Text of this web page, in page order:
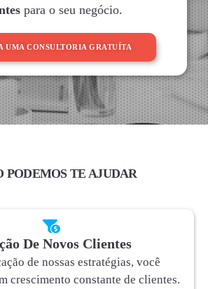
para o seu negócio.
UMA CONSULTORIA GRATUÍTA
PODEMOS TE AJUDAR
De Novos Clientes
de nossas estratégias, você
crescimento constante de clientes.